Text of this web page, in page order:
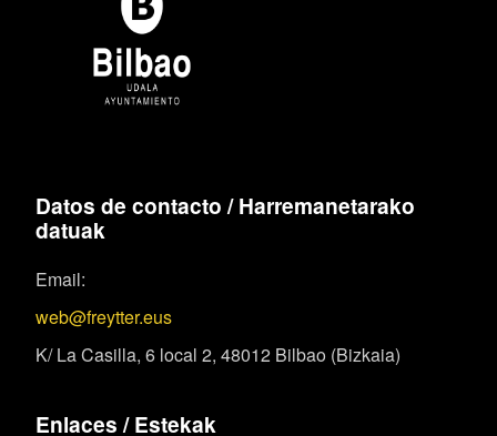
Datos de contacto / Harremanetarako
datuak
Email:
web@freytter.eus
K/ La Casilla, 6 local 2, 48012 Bilbao (Bizkaia)
Enlaces / Estekak